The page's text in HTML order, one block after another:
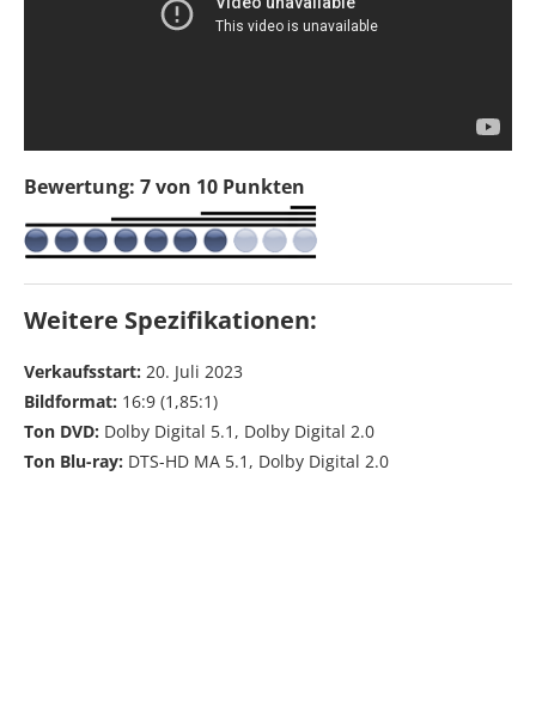
Bewertung: 7 von 10 Punkten
Weitere Spezifikationen:
Verkaufsstart: 20. Juli 2023
Bildformat: 16:9 (1,85:1)
Ton DVD: Dolby Digital 5.1, Dolby Digital 2.0
Ton Blu-ray: DTS-HD MA 5.1, Dolby Digital 2.0